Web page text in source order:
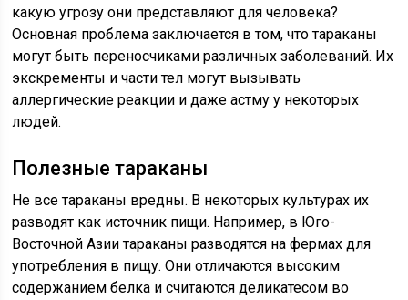
какую угрозу они представляют для человека?
Основная проблема заключается в том, что тараканы
могут быть переносчиками различных заболеваний. Их
экскременты и части тел могут вызывать
аллергические реакции и даже астму у некоторых
людей.
Полезные тараканы
Не все тараканы вредны. В некоторых культурах их
разводят как источник пищи. Например, в Юго-
Восточной Азии тараканы разводятся на фермах для
употребления в пищу. Они отличаются высоким
содержанием белка и считаются деликатесом во